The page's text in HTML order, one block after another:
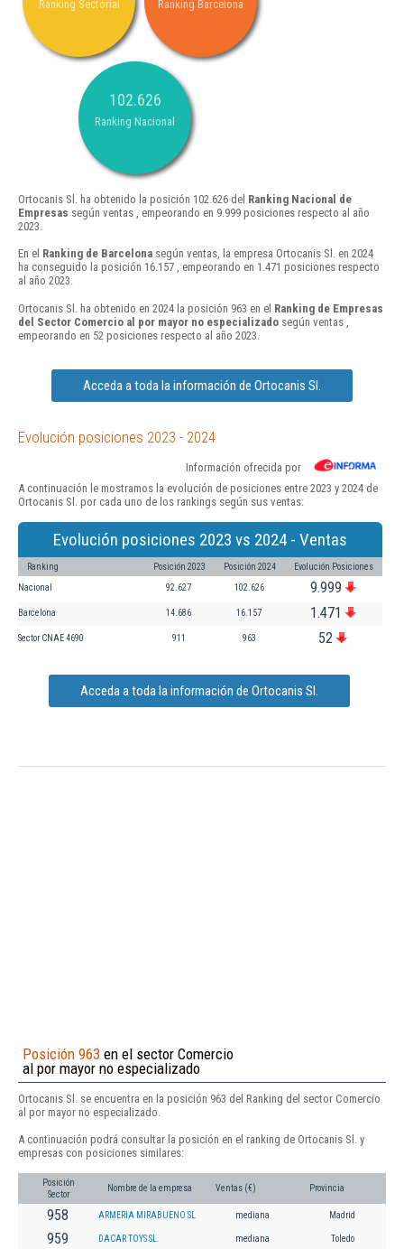
Ranking Sectorial Ranking Barcelona
102.626
Ranking Nacional
Ortocanis Sl. ha obtenido la posición 102.626 del Ranking Nacional de
Empresas según ventas , empeorando en 9.999 posiciones respecto al año
2023.
En el Ranking de Barcelona según ventas, la empresa Ortocanis Sl. en 2024
ha conseguido la posición 16.157 , empeorando en 1.471 posiciones respecto
al año 2023.
Ortocanis Sl. ha obtenido en 2024 la posición 963 en el Ranking de Empresas
del Sector Comercio al por mayor no especializado según ventas ,
empeorando en 52 posiciones respecto al año 2023.
Acceda a toda la información de Ortocanis Sl.
Evolución posiciones 2023 - 2024
Información ofrecida por
A continuación le mostramos la evolución de posiciones entre 2023 y 2024 de
Ortocanis Sl. por cada uno de los rankings según sus ventas:
Evolución posiciones 2023 vs 2024 - Ventas
Ranking Posición 2023 Posición 2024 Evolución Posiciones
Nacional 92.627 102.626 9.999
Barcelona 14.686 16.157 1.471
Sector CNAE 4690 911 963 52
Acceda a toda la información de Ortocanis Sl.
Posición 963 en el sector Comercio
al por mayor no especializado
Ortocanis Sl. se encuentra en la posición 963 del Ranking del sector Comercio
al por mayor no especializado.
A continuación podrá consultar la posición en el ranking de Ortocanis Sl. y
empresas con posiciones similares:
Posición
Sector
Nombre de la empresa Ventas (€) Provincia
958 ARMERIA MIRABUENO SL mediana Madrid
959 DACAR TOYS SL. mediana Toledo